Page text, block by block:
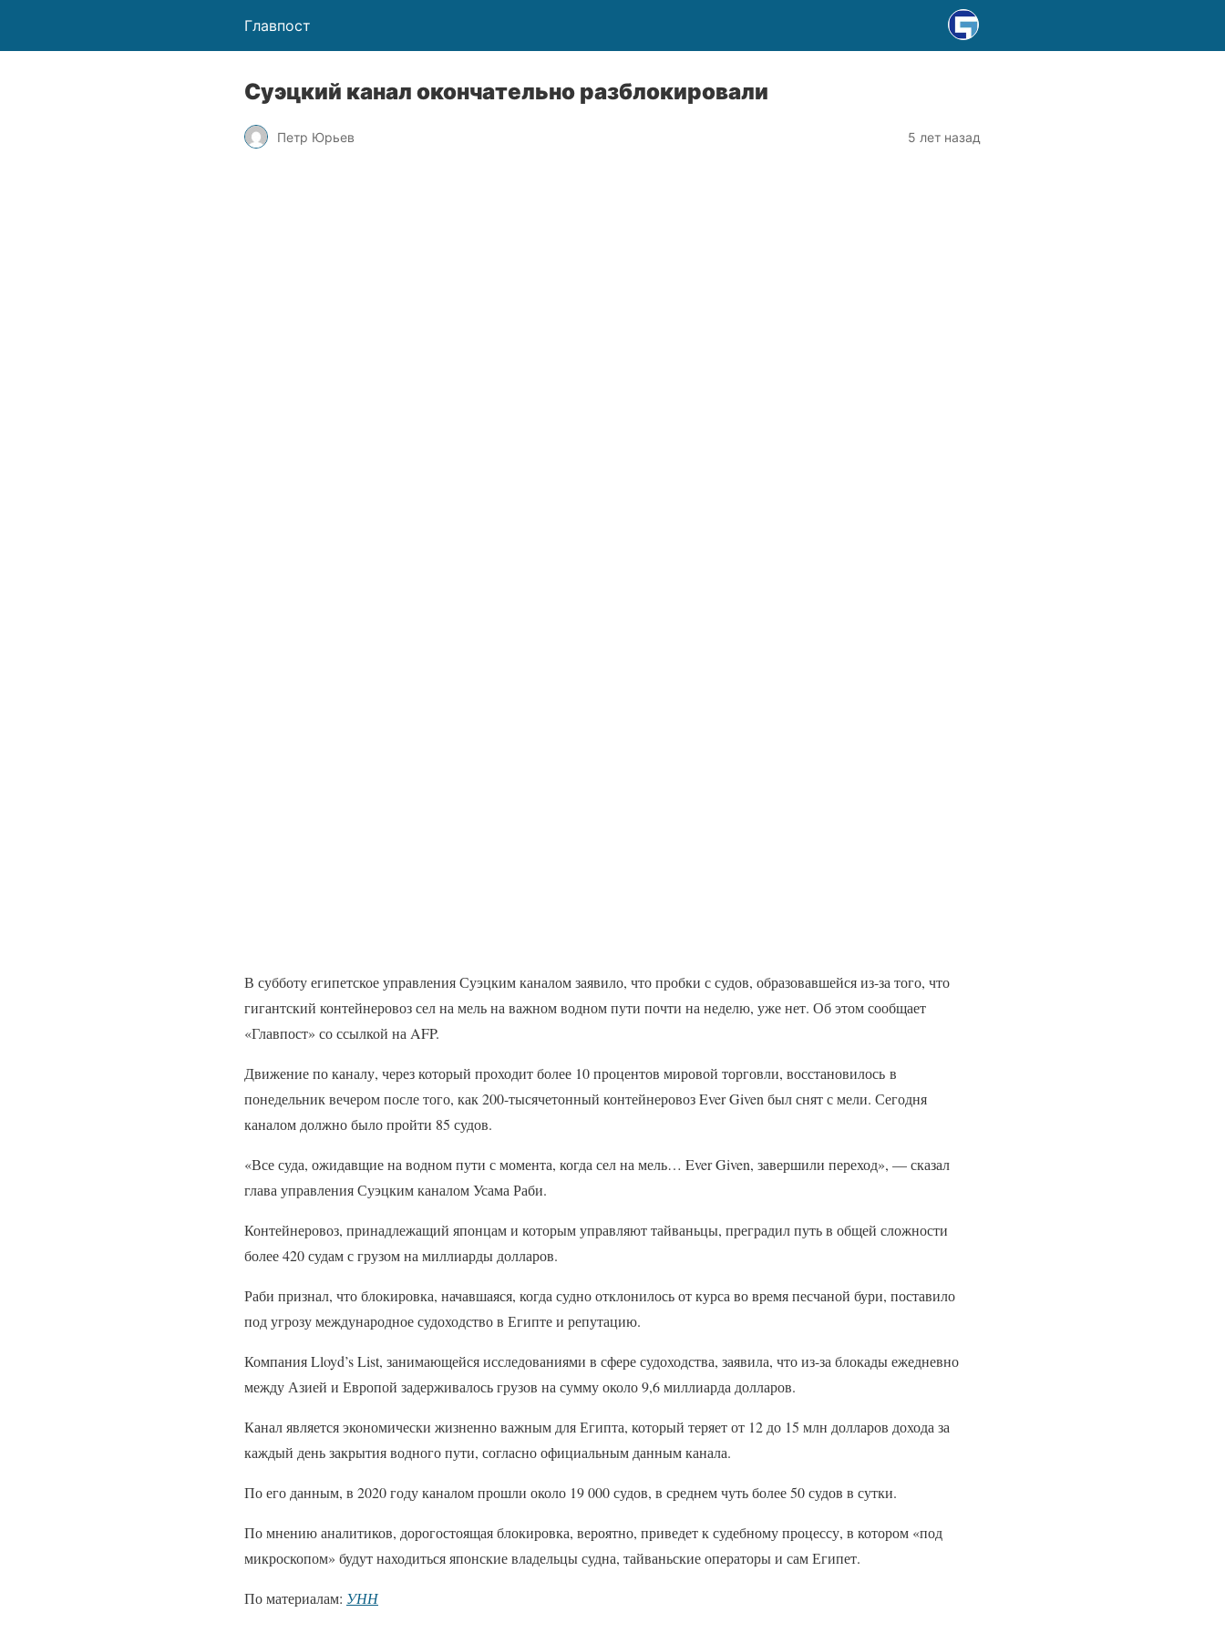
Главпост
Суэцкий канал окончательно разблокировали
Петр Юрьев 5 лет назад
В субботу египетское управления Суэцким каналом заявило, что пробки с судов, образовавшейся из-за того, что
гигантский контейнеровоз сел на мель на важном водном пути почти на неделю, уже нет. Об этом сообщает
«Главпост» со ссылкой на AFP.
Движение по каналу, через который проходит более 10 процентов мировой торговли, восстановилось в
понедельник вечером после того, как 200-тысячетонный контейнеровоз Ever Given был снят с мели. Сегодня
каналом должно было пройти 85 судов.
«Все суда, ожидавщие на водном пути с момента, когда сел на мель… Ever Given, завершили переход», — сказал
глава управления Суэцким каналом Усама Раби.
Контейнеровоз, принадлежащий японцам и которым управляют тайваньцы, преградил путь в общей сложности
более 420 судам с грузом на миллиарды долларов.
Раби признал, что блокировка, начавшаяся, когда судно отклонилось от курса во время песчаной бури, поставило
под угрозу международное судоходство в Египте и репутацию.
Компания Lloyd’s List, занимающейся исследованиями в сфере судоходства, заявила, что из-за блокады ежедневно
между Азией и Европой задерживалось грузов на сумму около 9,6 миллиарда долларов.
Канал является экономически жизненно важным для Египта, который теряет от 12 до 15 млн долларов дохода за
каждый день закрытия водного пути, согласно официальным данным канала.
По его данным, в 2020 году каналом прошли около 19 000 судов, в среднем чуть более 50 судов в сутки.
По мнению аналитиков, дорогостоящая блокировка, вероятно, приведет к судебному процессу, в котором «под
микроскопом» будут находиться японские владельцы судна, тайваньские операторы и сам Египет.
По материалам: УНН